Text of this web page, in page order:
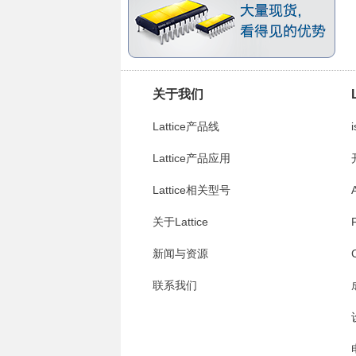
关于我们
Lattice产品线
Lattice产品应用
Lattice相关型号
关于Lattice
新闻与资源
联系我们